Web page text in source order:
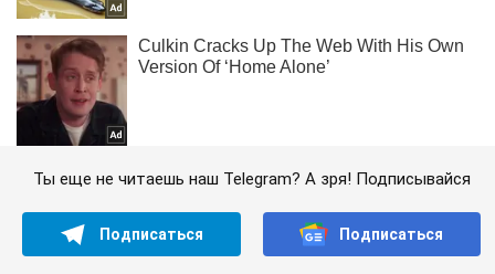
Ты еще не читаешь наш Telegram? А зря! Подписывайся
Подписаться Подписаться